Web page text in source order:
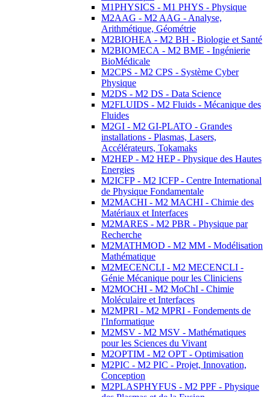
M1PHYSICS - M1 PHYS - Physique
M2AAG - M2 AAG - Analyse,
Arithmétique, Géométrie
M2BIOHEA - M2 BH - Biologie et Santé
M2BIOMECA - M2 BME - Ingénierie
BioMédicale
M2CPS - M2 CPS - Système Cyber
Physique
M2DS - M2 DS - Data Science
M2FLUIDS - M2 Fluids - Mécanique des
Fluides
M2GI - M2 GI-PLATO - Grandes
installations - Plasmas, Lasers,
Accélérateurs, Tokamaks
M2HEP - M2 HEP - Physique des Hautes
Energies
M2ICFP - M2 ICFP - Centre International
de Physique Fondamentale
M2MACHI - M2 MACHI - Chimie des
Matériaux et Interfaces
M2MARES - M2 PBR - Physique par
Recherche
M2MATHMOD - M2 MM - Modélisation
Mathématique
M2MECENCLI - M2 MECENCLI -
Génie Mécanique pour les Cliniciens
M2MOCHI - M2 MoChI - Chimie
Moléculaire et Interfaces
M2MPRI - M2 MPRI - Fondements de
l'Informatique
M2MSV - M2 MSV - Mathématiques
pour les Sciences du Vivant
M2OPTIM - M2 OPT - Optimisation
M2PIC - M2 PIC - Projet, Innovation,
Conception
M2PLASPHYFUS - M2 PPF - Physique